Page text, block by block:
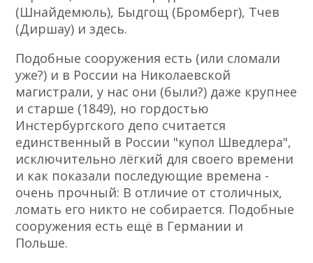
(Шнайдемюль), Быдгощ (Бромберг), Тчев
(Диршау) и здесь.
Подобные сооружения есть (или сломали
уже?) и в России на Николаевской
магистрали, у нас они (были?) даже крупнее
и старше (1849), но гордостью
Инстербургского депо считается
единственный в России "купол Шведлера",
исключительно лёгкий для своего времени
и как показали последующие времена -
очень прочный: В отличие от столичных,
ломать его никто не собирается. Подобные
сооружения есть ещё в Германии и
Польше.